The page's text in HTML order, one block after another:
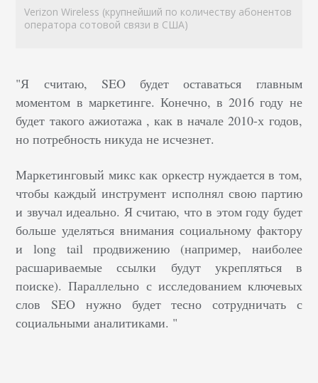
Verizon Wireless (крупнейший по количеству абонентов
оператора сотовой связи в США)
"Я считаю, SEO будет оставаться главным
моментом в маркетинге. Конечно, в 2016 году не
будет такого ажиотажа , как в начале 2010-х годов,
но потребность никуда не исчезнет.
Маркетинговый микс как оркестр нуждается в том,
чтобы каждый инструмент исполнял свою партию
и звучал идеально. Я считаю, что в этом году будет
больше уделяться внимания социальному фактору
и long tail продвижению (например, наиболее
расшариваемые ссылки будут укрепляться в
поиске). Параллельно с исследованием ключевых
слов SEO нужно будет тесно сотрудничать с
социальными аналитиками. "